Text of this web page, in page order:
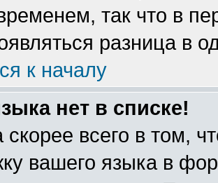
так что в
разница в
к началу
нет в списке!
всего в том,
вашего языка в